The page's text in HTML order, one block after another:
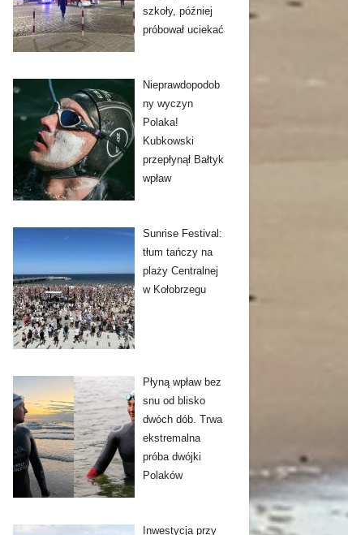
szkoły, później
próbował uciekać
Nieprawdopodob
ny wyczyn
Polaka!
Kubkowski
przepłynął Bałtyk
wpław
Sunrise Festival:
tłum tańczy na
plaży Centralnej
w Kołobrzegu
Płyną wpław bez
snu od blisko
dwóch dób. Trwa
ekstremalna
próba dwójki
Polaków
Inwestycja przy